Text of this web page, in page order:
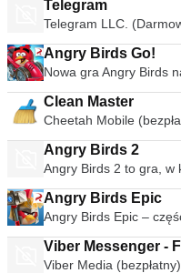
Telegram
Telegram LLC.
Angry Birds Go!
Nowa gra Angry Birds
Clean Master
Cheetah Mobile
Angry Birds 2
Angry Birds 2 to gra, w
Angry Birds Epic
Angry Birds Epic –
Viber Media (bezpłatny)